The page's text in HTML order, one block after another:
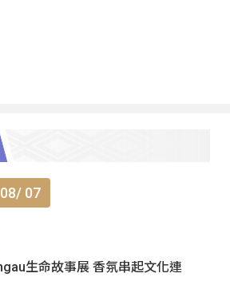
07
生命故事展 香氛串起文化連